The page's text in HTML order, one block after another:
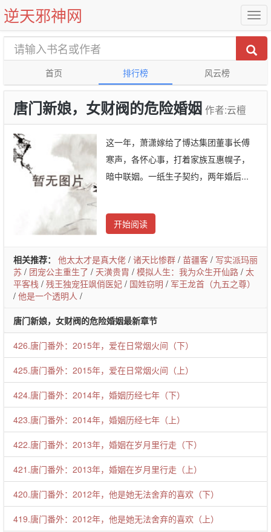
逆天邪神网
首页 排行榜 风云榜
唐门新娘，女财阀的危险婚姻 作者:云檀
这一年，萧潇嫁给了博达集团董事长傅
寒声，各怀心事，打着家族互惠幌子，
暗中联姻。一纸生子契约，两年婚后...
开始阅读
相关推荐： 他太太才是真大佬 / 诸天比惨群 / 苗疆客 / 写实派玛丽
苏 / 团宠公主重生了 / 天潢贵胄 / 模拟人生：我为众生开仙路 / 太
平客栈 / 残王独宠狂飒俏医妃 / 国姓窃明 / 军王龙首（九五之尊）
/ 他是一个透明人 /
唐门新娘，女财阀的危险婚姻最新章节
426.唐门番外：2015年，爱在日常烟火间（下）
425.唐门番外：2015年，爱在日常烟火间（上）
424.唐门番外：2014年，婚姻历经七年（下）
423.唐门番外：2014年，婚姻历经七年（上）
422.唐门番外：2013年，婚姻在岁月里行走（下）
421.唐门番外：2013年，婚姻在岁月里行走（上）
420.唐门番外：2012年，他是她无法舍弃的喜欢（下）
419.唐门番外：2012年，他是她无法舍弃的喜欢（上）